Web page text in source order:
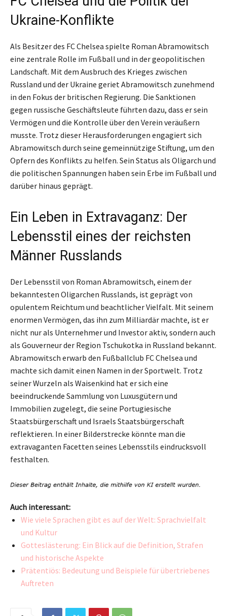
Ukraine-Konflikte
Als Besitzer des FC Chelsea spielte Roman Abramowitsch
eine zentrale Rolle im Fußball und in der geopolitischen
Landschaft. Mit dem Ausbruch des Krieges zwischen
Russland und der Ukraine geriet Abramowitsch zunehmend
in den Fokus der britischen Regierung. Die Sanktionen
gegen russische Geschäftsleute führten dazu, dass er sein
Vermögen und die Kontrolle über den Verein veräußern
musste. Trotz dieser Herausforderungen engagiert sich
Abramowitsch durch seine gemeinnützige Stiftung, um den
Opfern des Konflikts zu helfen. Sein Status als Oligarch und
die politischen Spannungen haben sein Erbe im Fußball und
darüber hinaus geprägt.
Ein Leben in Extravaganz: Der
Lebensstil eines der reichsten
Männer Russlands
Der Lebensstil von Roman Abramowitsch, einem der
bekanntesten Oligarchen Russlands, ist geprägt von
opulentem Reichtum und beachtlicher Vielfalt. Mit seinem
enormen Vermögen, das ihn zum Milliardär machte, ist er
nicht nur als Unternehmer und Investor aktiv, sondern auch
als Gouverneur der Region Tschukotka in Russland bekannt.
Abramowitsch erwarb den Fußballclub FC Chelsea und
machte sich damit einen Namen in der Sportwelt. Trotz
seiner Wurzeln als Waisenkind hat er sich eine
beeindruckende Sammlung von Luxusgütern und
Immobilien zugelegt, die seine Portugiesische
Staatsbürgerschaft und Israels Staatsbürgerschaft
reflektieren. In einer Bilderstrecke könnte man die
extravaganten Facetten seines Lebensstils eindrucksvoll
festhalten.
Auch interessant:
Wie viele Sprachen gibt es auf der Welt: Sprachvielfalt
und Kultur
Gotteslästerung: Ein Blick auf die Definition, Strafen
und historische Aspekte
Prätentiös: Bedeutung und Beispiele für übertriebenes
Auftreten